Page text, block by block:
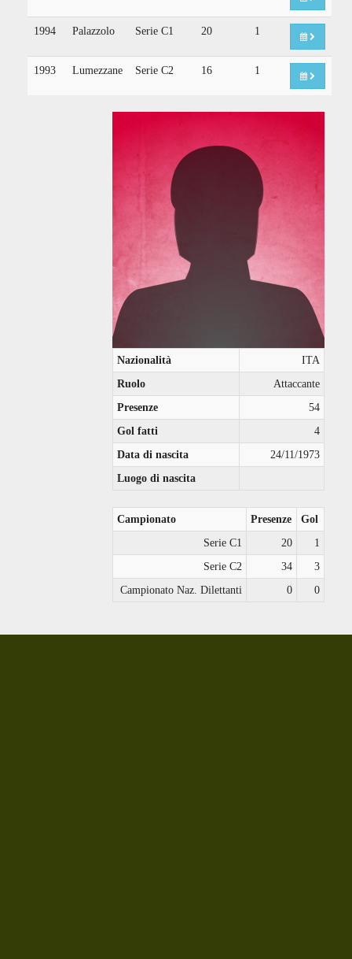
1994 Palazzolo Serie C1 20 1
1993 Lumezzane Serie C2 16 1
Nazionalità
ITA
Ruolo
Attaccante
Presenze
54
Gol fatti
4
Data di nascita
24/11/1973
Luogo di nascita
Campionato Presenze
Gol
Serie C1
20
1
Serie C2
34
3
Campionato Naz. Dilettanti
0 0